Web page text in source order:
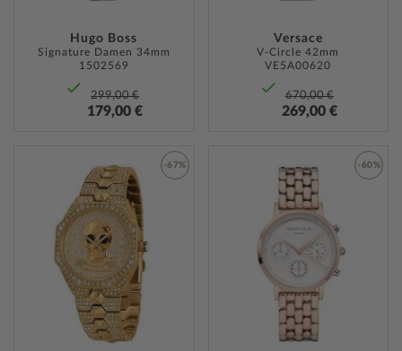
Hugo Boss
Signature Damen 34mm
1502569
299,00 €
179,00 €
Versace
V-Circle 42mm
VE5A00620
670,00 €
269,00 €
-67% -60%